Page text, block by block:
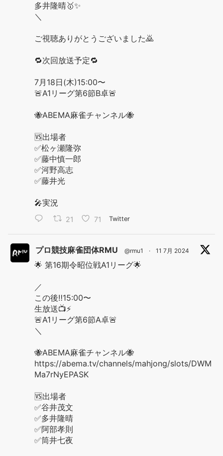
多井隆晴🥇✨
＼
ご視聴ありがとうございました🙇
🔁次回放送予定🔁
7月18日(木)15:00〜
🚨A1リーグ第6節B卓🚨
🐝ABEMA麻雀チャンネル🐝
🆚出場者
✅松ヶ瀬隆弥
✅藤中慎一郎
✅河野高志
✅藤井光
🎤実況
21 71 Twitter
プロ競技麻雀団体RMU @rmu1 · 11 7月 2024
🌟 第16期令昭位戦A1リーグ🌟
／
この後‼️15:00〜
生放送📺⚡️
🚨A1リーグ第6節A卓🚨
＼
🐝ABEMA麻雀チャンネル🐝
https://abema.tv/channels/mahjong/slots/DWM
Ma7rNyEPASK
🆚出場者
✅谷井茂文
✅多井隆晴
✅阿部孝則
✅筒井七夜